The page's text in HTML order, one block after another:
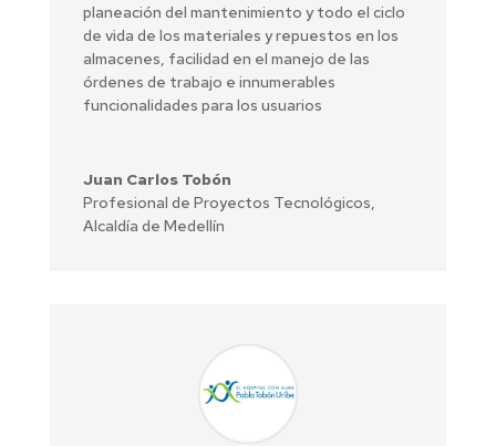
planeación del mantenimiento y todo el ciclo
de vida de los materiales y repuestos en los
almacenes, facilidad en el manejo de las
órdenes de trabajo e innumerables
funcionalidades para los usuarios
Juan Carlos Tobón
Profesional de Proyectos Tecnológicos,
Alcaldía de Medellín